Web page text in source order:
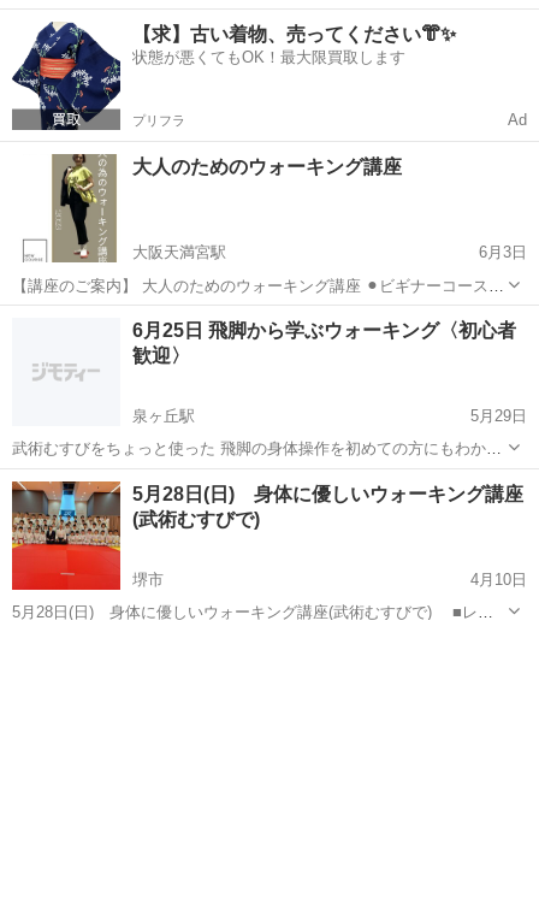
ば性別は問いません 2024年7月25日（木）am10:00〜11:30 参加費￥５
５００ー 場所 スタジオジミー 地下鉄中津駅４番出口すぐ 梅田
駅...
大阪 ウォーキング レッスン
【求】古い着物、売ってください👘✨
状態が悪くてもOK！最大限買取します
プリフラ Ad
大人のためのウォーキング講座
大阪天満宮駅
6月3日
【講座のご案内】 大人のためのウォーキング講座 ⚫︎ビギナーコース
(5回) ・基本の姿勢、見極めテクニッ 60分 ・基本の歩き方、現状を知
る 60分 4400円 ・基本の方レッスン1...
大阪天満宮駅 ウォーキング 講座
6月25日 飛脚から学ぶウォーキング〈初心者
歓迎〉
泉ヶ丘駅
5月29日
武術むすびをちょっと使った 飛脚の身体操作を初めての方にもわかり
やすくワークで行います。 時間があれば 空手道の応用『初めてのかた
も出来る』足の使い方=歩き方もあわせて行います。 ■レッスン日 令
和5年6月25日(日...
大阪 堺市 泉ヶ丘駅 ウォーキング レッスン
5月28日(日) 身体に優しいウォーキング講座
(武術むすびで)
堺市
4月10日
5月28日(日) 身体に優しいウォーキング講座(武術むすびで) ■レッ